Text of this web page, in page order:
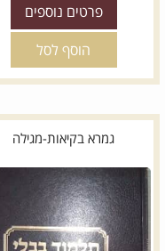
פרטים נוספים
הוסף לסל
גמרא בקיאות-מגילה